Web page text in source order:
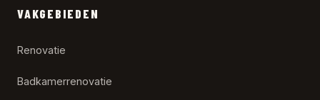
VAKGEBIEDEN
Renovatie
Badkamerrenovatie